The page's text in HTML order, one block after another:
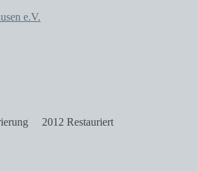
2012 Restauriert